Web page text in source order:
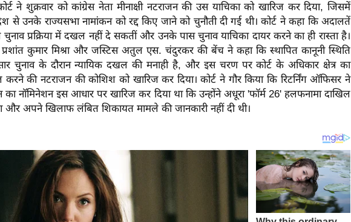
ने शुक्रवार को कांग्रेस नेता मीनाक्षी नटराजन की उस याचिका को खारिज कर दिया, जिसमें
से उनके राज्यसभा नामांकन को रद्द किए जाने को चुनौती दी गई थी। कोर्ट ने कहा कि अदालतें
प्रक्रिया में दखल नहीं दे सकतीं और उनके पास चुनाव याचिका दायर करने का ही रास्ता है।
कुमार मिश्रा और जस्टिस अतुल एस. चंदुरकर की बेंच ने कहा कि स्थापित कानूनी स्थिति
चुनाव के दौरान न्यायिक दखल की मनाही है, और इस चरण पर कोर्ट के अधिकार क्षेत्र का
करने की नटराजन की कोशिश को खारिज कर दिया। कोर्ट ने गौर किया कि रिटर्निंग ऑफिसर ने
का नॉमिनेशन इस आधार पर खारिज कर दिया था कि उन्होंने अधूरा 'फॉर्म 26' हलफनामा दाखिल
और अपने खिलाफ लंबित शिकायत मामले की जानकारी नहीं दी थी।